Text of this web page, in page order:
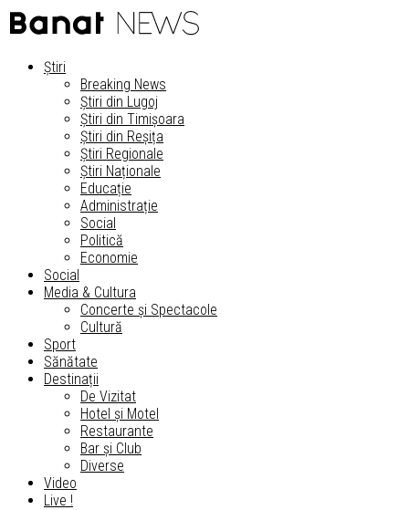
Știri
Breaking News
Știri din Lugoj
Știri din Timișoara
Știri din Reșița
Știri Regionale
Știri Naționale
Educație
Administrație
Social
Politică
Economie
Social
Media & Cultura
Concerte și Spectacole
Cultură
Sport
Sănătate
Destinații
De Vizitat
Hotel și Motel
Restaurante
Bar și Club
Diverse
Video
Live !